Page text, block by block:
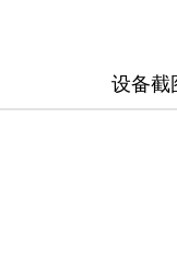
设备截